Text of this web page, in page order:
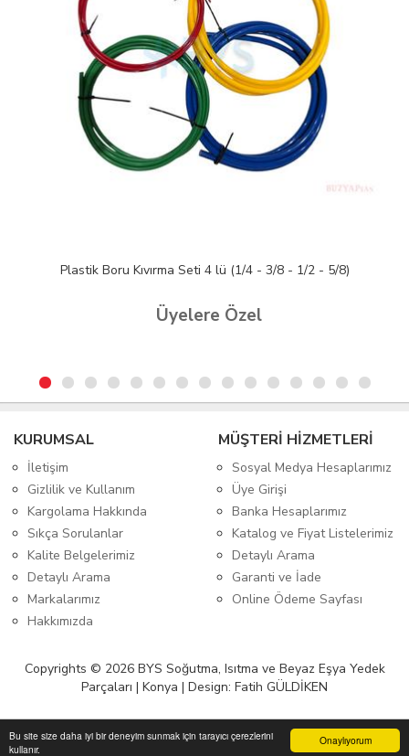
Onaylıyorum
Bu site size daha iyi bir deneyim sunmak için tarayıcı çerezlerini
kullanır.
Anasayfa Sipariş Takibi İletişim
Plastik Boru Kıvırma Seti 4 lü (1/4 - 3/8 - 1/2 - 5/8)
Üyelere Özel
KURUMSAL
İletişim
Gizlilik ve Kullanım
Kargolama Hakkında
Sıkça Sorulanlar
Kalite Belgelerimiz
Detaylı Arama
Markalarımız
Hakkımızda
MÜŞTERİ HİZMETLERİ
Sosyal Medya Hesaplarımız
Üye Girişi
Banka Hesaplarımız
Katalog ve Fiyat Listelerimiz
Detaylı Arama
Garanti ve İade
Online Ödeme Sayfası
Copyrights © 2026 BYS Soğutma, Isıtma ve Beyaz Eşya Yedek
Parçaları | Konya | Design: Fatih GÜLDİKEN